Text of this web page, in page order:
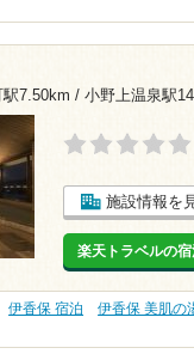
7.50km / 小野上温泉駅
施設情報を
楽天トラベルの
伊香保 宿泊 伊香保 美肌の